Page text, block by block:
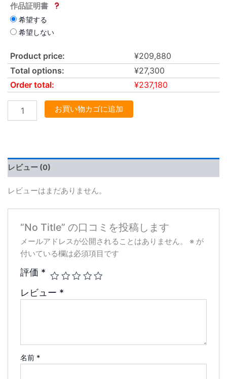
作品証明書
希望する
希望しない
Product price: ¥209,880
Total options:
¥27,300
Order total:
¥237,180
お買い物カゴに追加
レビュー (0)
レビューはまだありません。
“No Title” の口コミを投稿します
メールアドレスが公開されることはありません。 ※ が
付いている欄は必須項目です
評価 *
レビュー *
名前 *